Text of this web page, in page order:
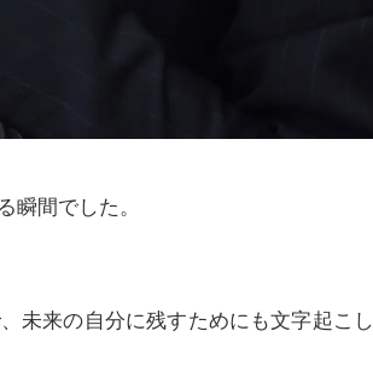
瞬間でした。
未来の自分に残すためにも文字起こし